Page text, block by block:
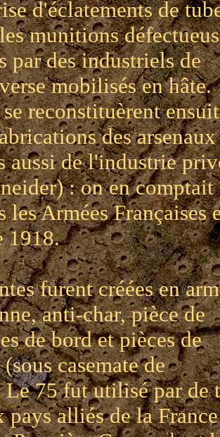
d'éclatements de
munitions
par des industriels de
mobilisés en hâte.
reconstituèrent
des arsenaux
aussi de l'industrie
: on en comptait
les Armées Françaises
1918.
furent créées en
anti-char, pièce de
de bord et pièces de
casemate de
Le 75 fut utilisé par de
pays alliés de la France